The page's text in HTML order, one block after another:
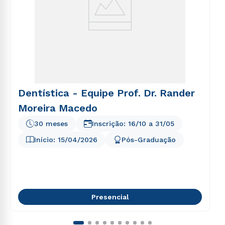
Dentística - Equipe Prof. Dr. Rander
Moreira Macedo
Início: 15/04/2026
30 meses
Pós-Graduação
Inscrição: 16/10 a 31/05
Presencial